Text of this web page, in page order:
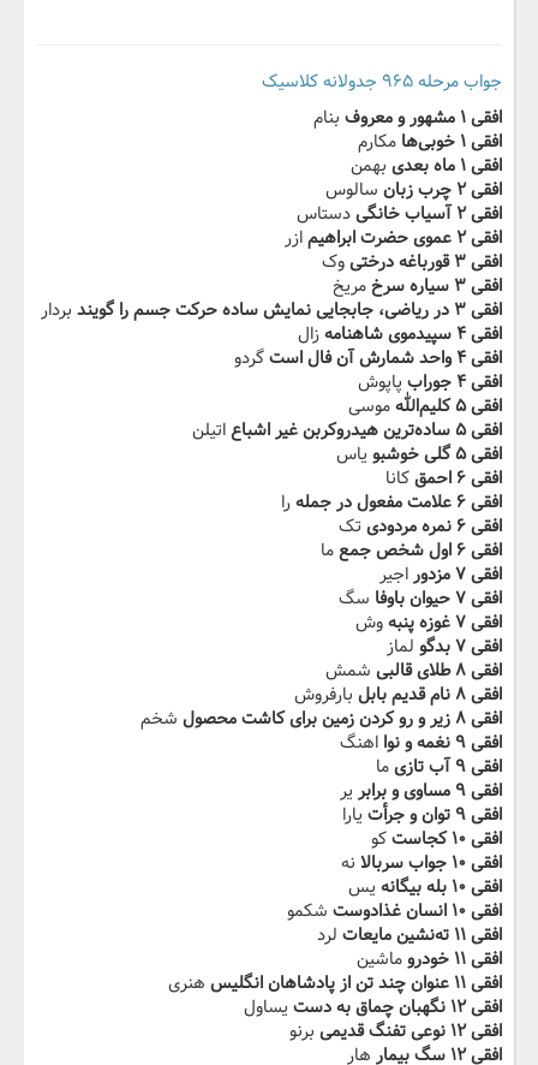
جواب مرحله ۹۶۵ جدولانه کلاسیک
افقی ۱ مشهور و معروف
بنام
افقی ۱ خوبی‌ها
مکارم
افقی ۱ ماه بعدی
بهمن
افقی ۲ چرب زبان
سالوس
افقی ۲ آسیاب خانگی
دستاس
افقی ۲ عموی حضرت ابراهیم
ازر
افقی ۳ قورباغه درختی
وک
افقی ۳ سیاره سرخ
مریخ
افقی ۳ در ریاضی، جابجایی نمایش ساده حرکت جسم را گویند
بردار
افقی ۴ سپیدموی شاهنامه
زال
افقی ۴ واحد شمارش آن فال است
گردو
افقی ۴ جوراب
پاپوش
افقی ۵ کلیم‌الله
موسی
افقی ۵ ساده‌ترین هیدروکربن غیر اشباع
اتیلن
افقی ۵ گلی خوشبو
یاس
افقی ۶ احمق
کانا
افقی ۶ علامت مفعول در جمله
را
افقی ۶ نمره مردودی
تک
افقی ۶ اول شخص جمع
ما
افقی ۷ مزدور
اجیر
افقی ۷ حیوان باوفا
سگ
افقی ۷ غوزه پنبه
وش
افقی ۷ بدگو
لماز
افقی ۸ طلای قالبی
شمش
افقی ۸ نام قدیم بابل
بارفروش
افقی ۸ زیر و رو کردن زمین برای کاشت محصول
شخم
افقی ۹ نغمه و نوا
اهنگ
افقی ۹ آب تازی
ما
افقی ۹ مساوی و برابر
یر
افقی ۹ توان و جرأت
یارا
افقی ۱۰ کجاست
کو
افقی ۱۰ جواب سربالا
نه
افقی ۱۰ بله بیگانه
یس
افقی ۱۰ انسان غذادوست
شکمو
افقی ۱۱ ته‌نشین مایعات
لرد
افقی ۱۱ خودرو
ماشین
افقی ۱۱ عنوان چند تن از پادشاهان انگلیس
هنری
افقی ۱۲ نگهبان چماق به دست
یساول
افقی ۱۲ نوعی تفنگ قدیمی
برنو
افقی ۱۲ سگ بیمار
هار